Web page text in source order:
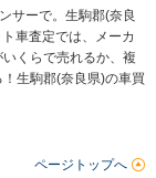
サーで。生駒郡(奈良
車査定では、メーカ
くらで売れるか、複
生駒郡(奈良県)の車買
ページトップへ